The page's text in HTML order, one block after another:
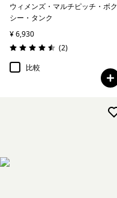
ウィメンズ・マルチピッチ・ボク
シー・タンク
¥ 6,930
評価: 4.5 / 5
(2レビュー
)
比較